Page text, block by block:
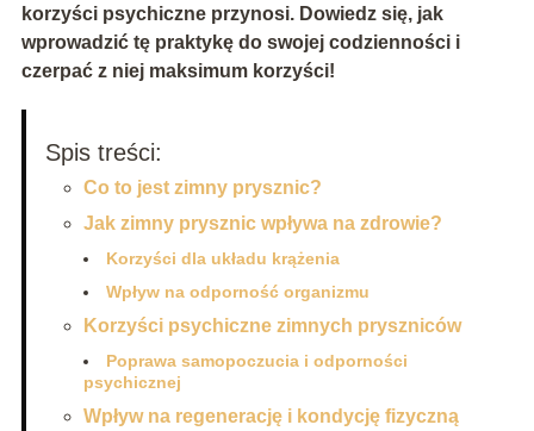
korzyści psychiczne przynosi. Dowiedz się, jak
wprowadzić tę praktykę do swojej codzienności i
czerpać z niej maksimum korzyści!
Spis treści:
Co to jest zimny prysznic?
Jak zimny prysznic wpływa na zdrowie?
Korzyści dla układu krążenia
Wpływ na odporność organizmu
Korzyści psychiczne zimnych pryszniców
Poprawa samopoczucia i odporności
psychicznej
Wpływ na regenerację i kondycję fizyczną